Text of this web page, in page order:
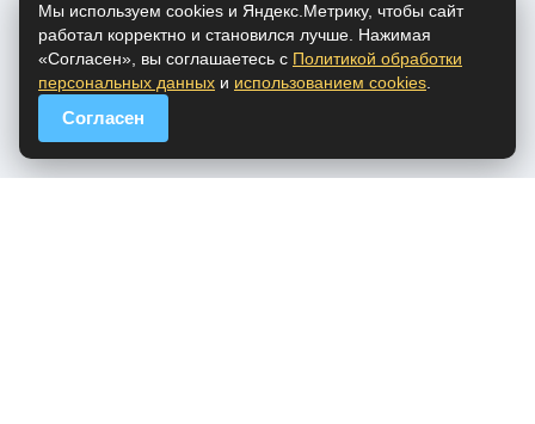
Мы используем cookies и Яндекс.Метрику, чтобы сайт
работал корректно и становился лучше. Нажимая
«Согласен», вы соглашаетесь с Политикой обработки
персональных данных и использованием cookies
Согласен